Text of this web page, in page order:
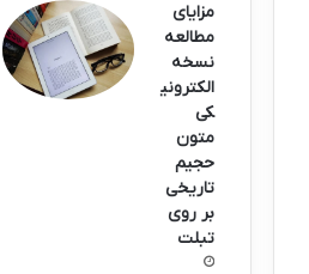
مزایای
مطالعه
نسخه
الکترونی
کی
متون
حجیم
تاریخی
بر روی
تبلت